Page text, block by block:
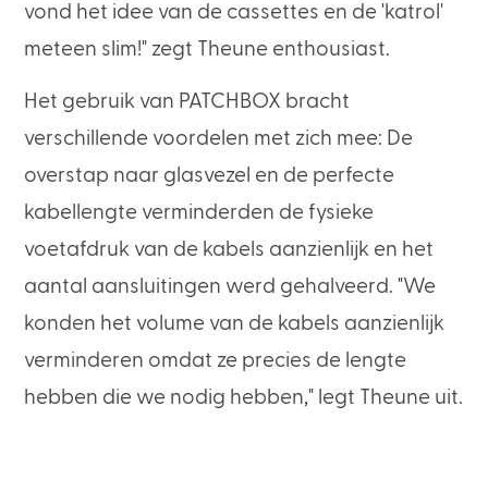
vond het idee van de cassettes en de 'katrol'
meteen slim!" zegt Theune enthousiast.
Het gebruik van PATCHBOX bracht
verschillende voordelen met zich mee: De
overstap naar glasvezel en de perfecte
kabellengte verminderden de fysieke
voetafdruk van de kabels aanzienlijk en het
aantal aansluitingen werd gehalveerd. "We
konden het volume van de kabels aanzienlijk
verminderen omdat ze precies de lengte
hebben die we nodig hebben," legt Theune uit.